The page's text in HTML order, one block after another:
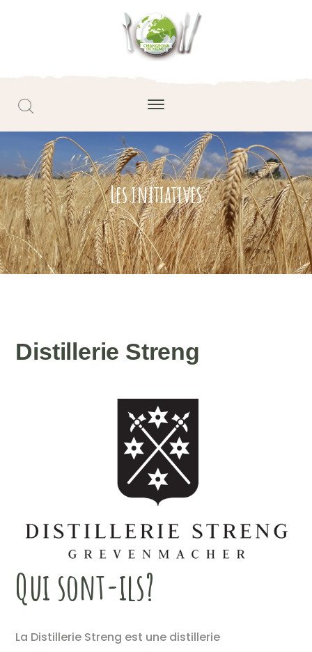
Les initiatives
Distillerie Streng
Qui sont-ils?
La Distillerie Streng est une distillerie